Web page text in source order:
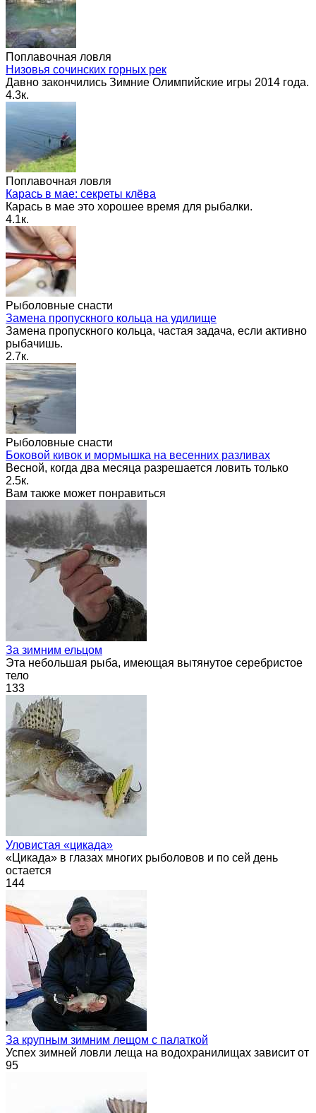
Поплавочная ловля
Низовья сочинских горных рек
Давно закончились Зимние Олимпийские игры 2014 года.
4.3к.
Поплавочная ловля
Карась в мае: секреты клёва
Карась в мае это хорошее время для рыбалки.
4.1к.
Рыболовные снасти
Замена пропускного кольца на удилище
Замена пропускного кольца, частая задача, если активно
рыбачишь.
2.7к.
Рыболовные снасти
Боковой кивок и мормышка на весенних разливах
Весной, когда два месяца разрешается ловить только
2.5к.
Вам также может понравиться
За зимним ельцом
Эта небольшая рыба, имеющая вытянутое серебристое
тело
133
Уловистая «цикада»
«Цикада» в глазах многих рыболовов и по сей день
остается
144
За крупным зимним лещом с палаткой
Успех зимней ловли леща на водохранилищах зависит от
95